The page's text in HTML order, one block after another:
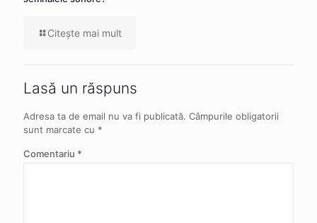
Citeşte mai mult
Lasă un răspuns
Adresa ta de email nu va fi publicată. Câmpurile obligatorii
sunt marcate cu *
Comentariu *